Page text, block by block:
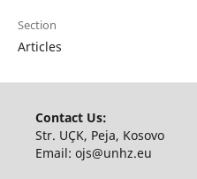
Section
Articles
Contact Us:
Str. UÇK, Peja, Kosovo
Email: ojs@unhz.eu